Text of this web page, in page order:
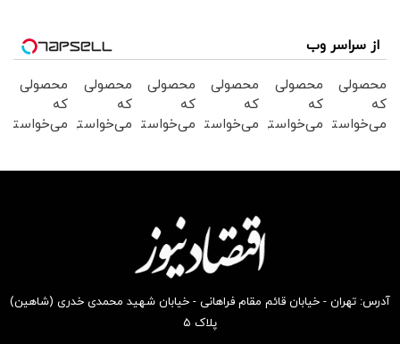
از سراسر وب
محصولی
که
می‌خواستی
محصولی
که
می‌خواستی
محصولی
که
می‌خواستی
بخر !
محصولی
که
می‌خواستی
بخر !
محصولی
که
می‌خواستی
محصولی
که
می‌خواستی
آدرس: تهران - خیابان قائم مقام فراهانی - خیابان شهید محمدی خدری (شاهین)
پلاک ۵